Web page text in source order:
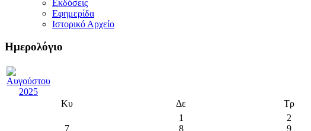
Εκδόσεις
Εφημερίδα
Ιστορικό Αρχείο
Ημερολόγιο
Κυ Δε Τρ
1
2
7
8 9